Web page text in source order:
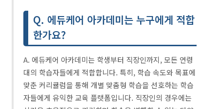
Q. 에듀케어 아카데미는 누구에게 적합
한가요?
A. 에듀케어 아카데미는 학생부터 직장인까지, 모든 연령
대의 학습자들에게 적합합니다. 특히, 학습 속도와 목표에
맞춘 커리큘럼을 통해 개별 맞춤형 학습을 선호하는 학습
자들에게 유익한 교육 플랫폼입니다. 직장인의 경우에는